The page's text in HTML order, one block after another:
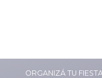
ORGANIZÁ TU